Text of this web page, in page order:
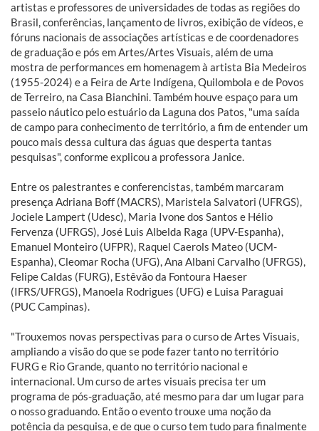
artistas e professores de universidades de todas as regiões do
Brasil, conferências, lançamento de livros, exibição de vídeos, e
fóruns nacionais de associações artísticas e de coordenadores
de graduação e pós em Artes/Artes Visuais, além de uma
mostra de performances em homenagem à artista Bia Medeiros
(1955-2024) e a Feira de Arte Indígena, Quilombola e de Povos
de Terreiro, na Casa Bianchini. Também houve espaço para um
passeio náutico pelo estuário da Laguna dos Patos, "uma saída
de campo para conhecimento de território, a fim de entender um
pouco mais dessa cultura das águas que desperta tantas
pesquisas", conforme explicou a professora Janice.
Entre os palestrantes e conferencistas, também marcaram
presença Adriana Boff (MACRS), Maristela Salvatori (UFRGS),
Jociele Lampert (Udesc), Maria Ivone dos Santos e Hélio
Fervenza (UFRGS), José Luis Albelda Raga (UPV-Espanha),
Emanuel Monteiro (UFPR), Raquel Caerols Mateo (UCM-
Espanha), Cleomar Rocha (UFG), Ana Albani Carvalho (UFRGS),
Felipe Caldas (FURG), Estêvão da Fontoura Haeser
(IFRS/UFRGS), Manoela Rodrigues (UFG) e Luisa Paraguai
(PUC Campinas).
"Trouxemos novas perspectivas para o curso de Artes Visuais,
ampliando a visão do que se pode fazer tanto no território
FURG e Rio Grande, quanto no território nacional e
internacional. Um curso de artes visuais precisa ter um
programa de pós-graduação, até mesmo para dar um lugar para
o nosso graduando. Então o evento trouxe uma noção da
potência da pesquisa, e de que o curso tem tudo para finalmente